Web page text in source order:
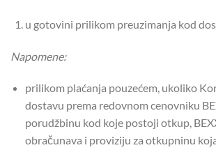
u gotovini prilikom preuzimanja kod
Napomene:
prilikom plaćanja pouzećem, ukoliko
dostavu prema redovnom cenovniku
porudžbinu kod koje postoji otkup,
obračunava i proviziju za otkupninu